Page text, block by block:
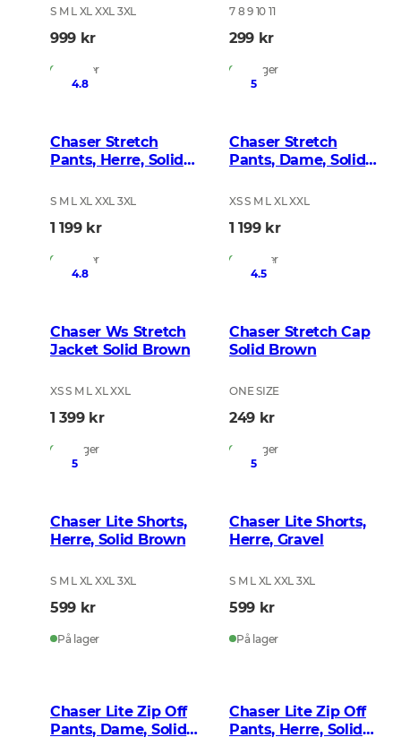
S M L XL XXL 3XL
999 kr
På lager
7 8 9 10 11
299 kr
På lager
4.8
Chaser Stretch
Pants, Herre, Solid
S M L XL XXL 3XL
1 199 kr
På lager
5
Chaser Stretch
Pants, Dame, Solid
XS S M L XL XXL
1 199 kr
På lager
4.8
Chaser Ws Stretch
Jacket Solid Brown
XS S M L XL XXL
1 399 kr
På lager
4.5
Chaser Stretch Cap
Solid Brown
ONE SIZE
249 kr
På lager
5
Chaser Lite Shorts,
Herre, Solid Brown
S M L XL XXL 3XL
599 kr
På lager
5
Chaser Lite Shorts,
Herre, Gravel
S M L XL XXL 3XL
599 kr
På lager
Chaser Lite Zip Off
Pants, Dame, Solid
Chaser Lite Zip Off
Pants, Herre, Solid